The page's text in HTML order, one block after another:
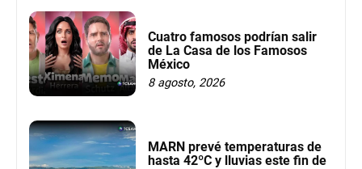
Cuatro famosos podrían salir
de La Casa de los Famosos
México
8 agosto, 2026
MARN prevé temperaturas de
hasta 42ºC y lluvias este fin de